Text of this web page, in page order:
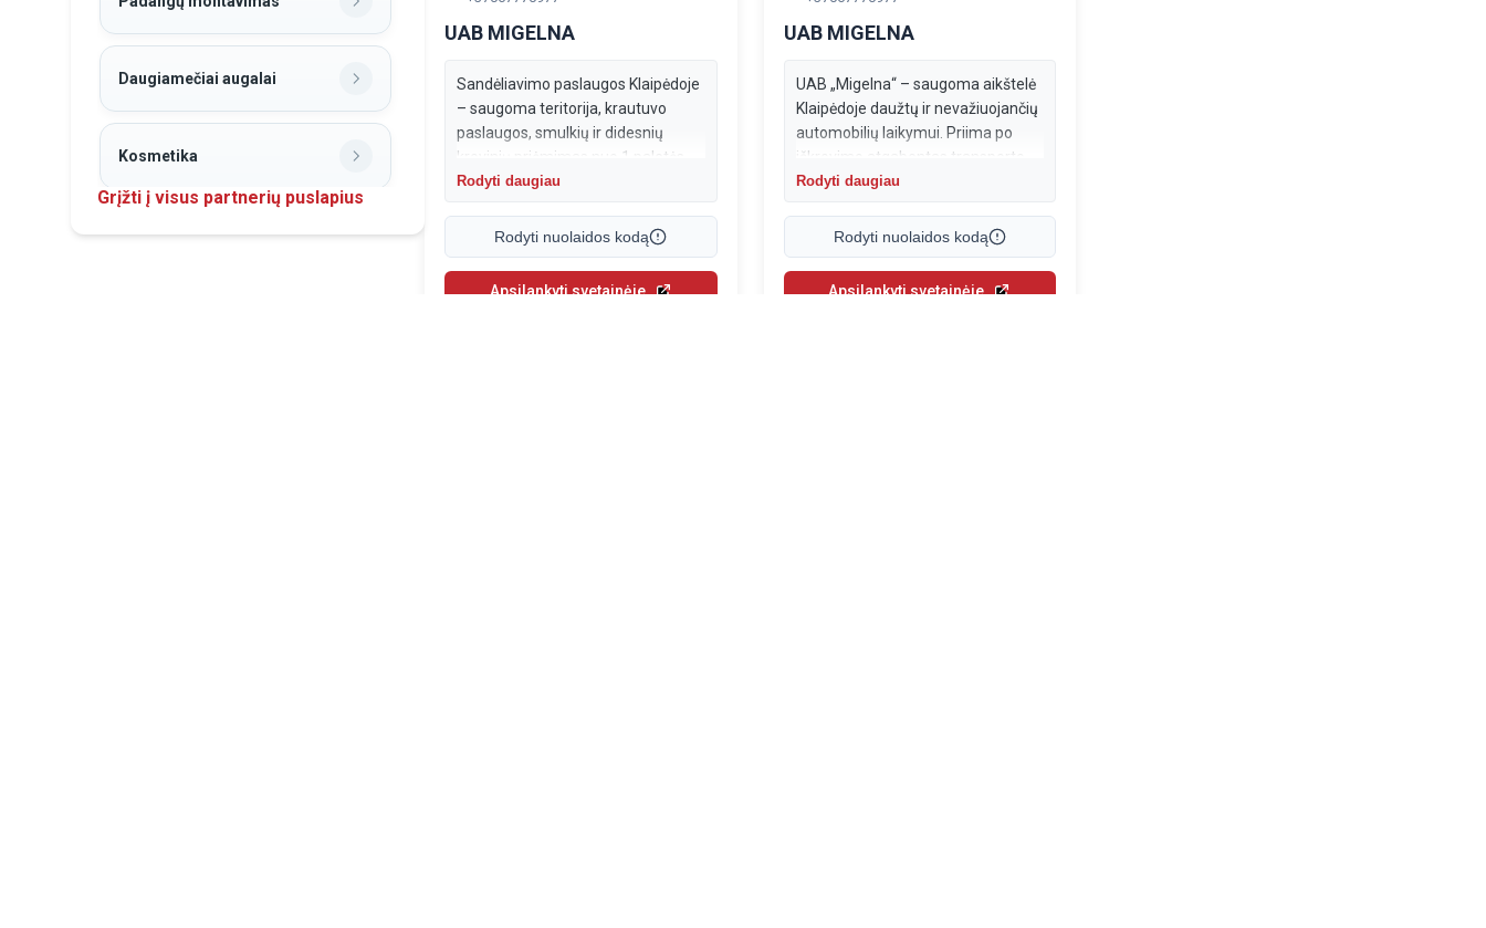
Daugiamečiai augalai
Kosmetika
Betono gaminiai
Grįžti į visus partnerių puslapius
UAB MIGELNA
Sandėliavimo paslaugos Klaipėdoje
– saugoma teritorija, krautuvo
paslaugos, smulkių ir didesnių
krovinių priėmimas nuo 1 paletės.
Patogi vieta logistikai ir greitam
sandėliavimo!
Rodyti daugiau
Rodyti nuolaidos kodą
Apsilankyti svetainėje
UAB MIGELNA
UAB „Migelna“ – saugoma aikštelė
Klaipėdoje daužtų ir nevažiuojančių
automobilių laikymui. Priima po
iškrovimo atgabentas transporto
priemones, užtikrina patogų
saugojimą.
Rodyti daugiau
Rodyti nuolaidos kodą
Apsilankyti svetainėje